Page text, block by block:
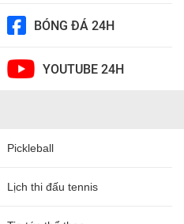
BÓNG ĐÁ 24H
YOUTUBE 24H
Pickleball
Lịch thi đấu tennis